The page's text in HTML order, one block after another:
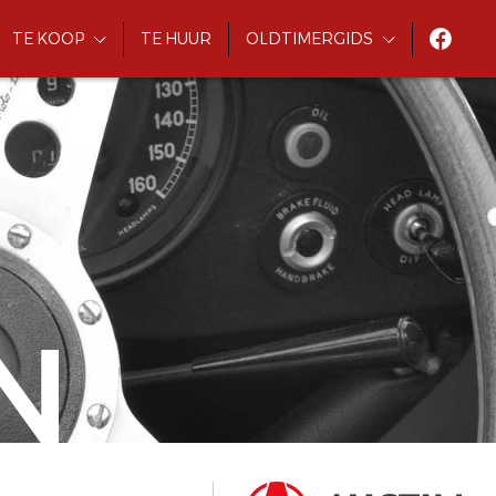
TE KOOP TE HUUR OLDTIMERGIDS